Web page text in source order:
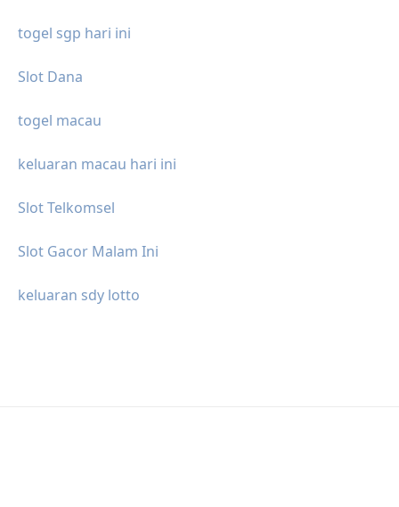
togel sgp hari ini
Slot Dana
togel macau
keluaran macau hari ini
Slot Telkomsel
Slot Gacor Malam Ini
keluaran sdy lotto